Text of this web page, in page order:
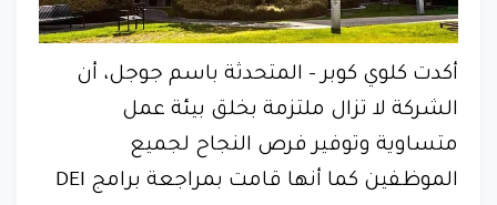
أكدت كلوي كوبر - المتحدثة باسم جوجل، أن
الشركة لا تزال ملتزمة بخلق بيئة عمل
متساوية وتوفير فرص النجاح لجميع
الموظفين كما أنها قامت بمراجعة برامج DEI